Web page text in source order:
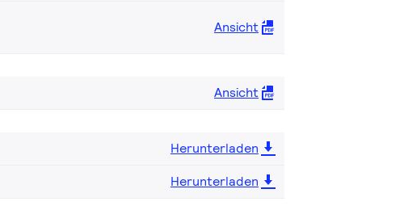
Ansicht
Ansicht
Herunterladen
Herunterladen